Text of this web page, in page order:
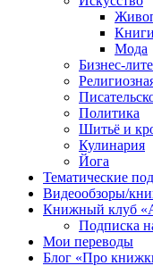
Мода
Бизнес-
Политика
Шитьё и
Кулинария
Йога
Тематические
Видеообзоры/
Книжный клуб
Подписка
Мои переводы
Блог «Про